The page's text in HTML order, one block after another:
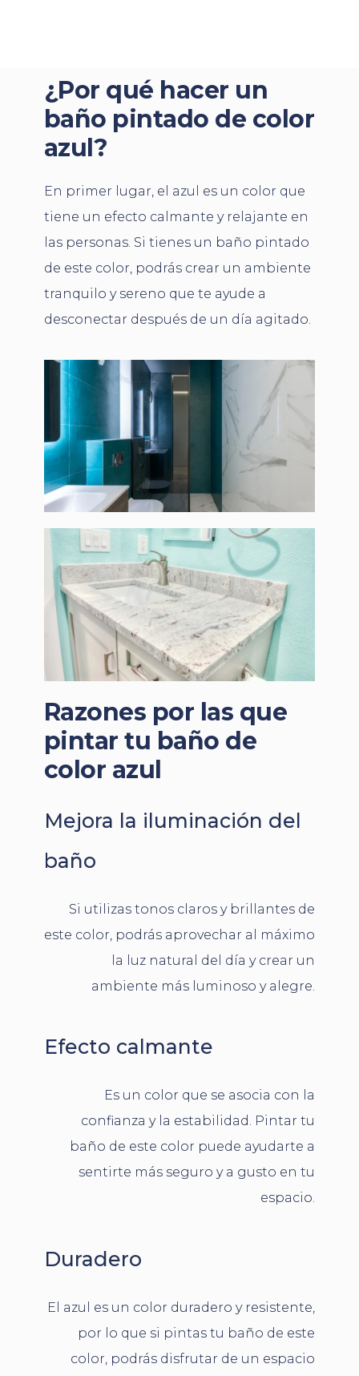
¿Por qué hacer un
baño pintado de color
azul?
En primer lugar, el azul es un color que
tiene un efecto calmante y relajante en
las personas. Si tienes un baño pintado
de este color, podrás crear un ambiente
tranquilo y sereno que te ayude a
desconectar después de un día agitado.
Razones por las que
pintar tu baño de
color azul
Mejora la iluminación del
baño
Si utilizas tonos claros y brillantes de
este color, podrás aprovechar al máximo
la luz natural del día y crear un
ambiente más luminoso y alegre.
Efecto calmante
Es un color que se asocia con la
confianza y la estabilidad. Pintar tu
baño de este color puede ayudarte a
sentirte más seguro y a gusto en tu
espacio.
Duradero
El azul es un color duradero y resistente,
por lo que si pintas tu baño de este
color, podrás disfrutar de un espacio